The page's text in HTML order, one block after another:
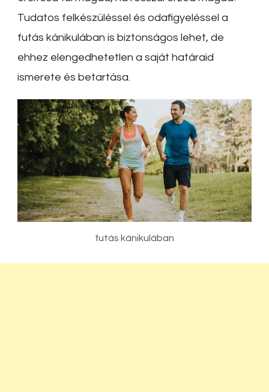
Tudatos felkészüléssel és odafigyeléssel a
futás kánikulában is biztonságos lehet, de
ehhez elengedhetetlen a saját határaid
ismerete és betartása.
futás kánikulában